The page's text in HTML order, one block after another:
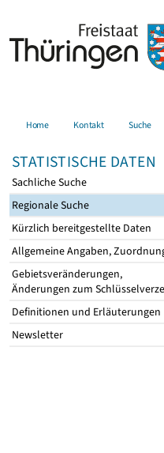
Home Kontakt Suche
STATISTISCHE DATEN
Sachliche Suche
Regionale Suche
Kürzlich bereitgestellte Daten
Allgemeine Angaben,
Gebietsveränderungen,
Änderungen zum
Definitionen und Erläuterungen
Newsletter